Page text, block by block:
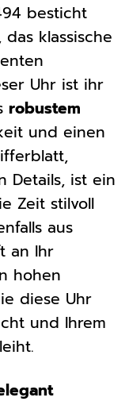
besticht
klassische
Uhr ist ihr
robustem
und einen
Details, ist ein
Zeit stilvoll
aus
an Ihr
hohen
diese Uhr
und Ihrem